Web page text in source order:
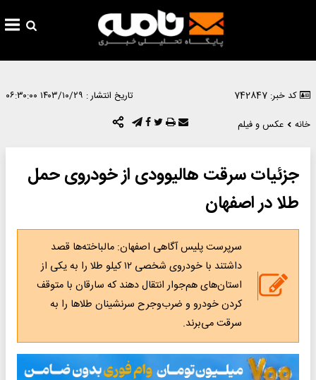
کد خبر: 742847 تاریخ انتشار : ۱۴۰۳/۱۰/۲۹ ۰۶:۳۰:۰۰
خانه
عکس و فیلم
جزئیات سرقت هالیوودی از خودروی حمل
طلا در اصفهان
سرپرست پلیس آگاهی اصفهان: مالباخته‌ها قصد
داشتند با خودروی شخصی ۱۲ کیلو طلا را به یکی از
استان‌های هم‌جوار انتقال دهند که سارقان با متوقف
کردن خودرو و ضرب‌وجرح سرنشینان طلاها را به
سرقت می‌برند.